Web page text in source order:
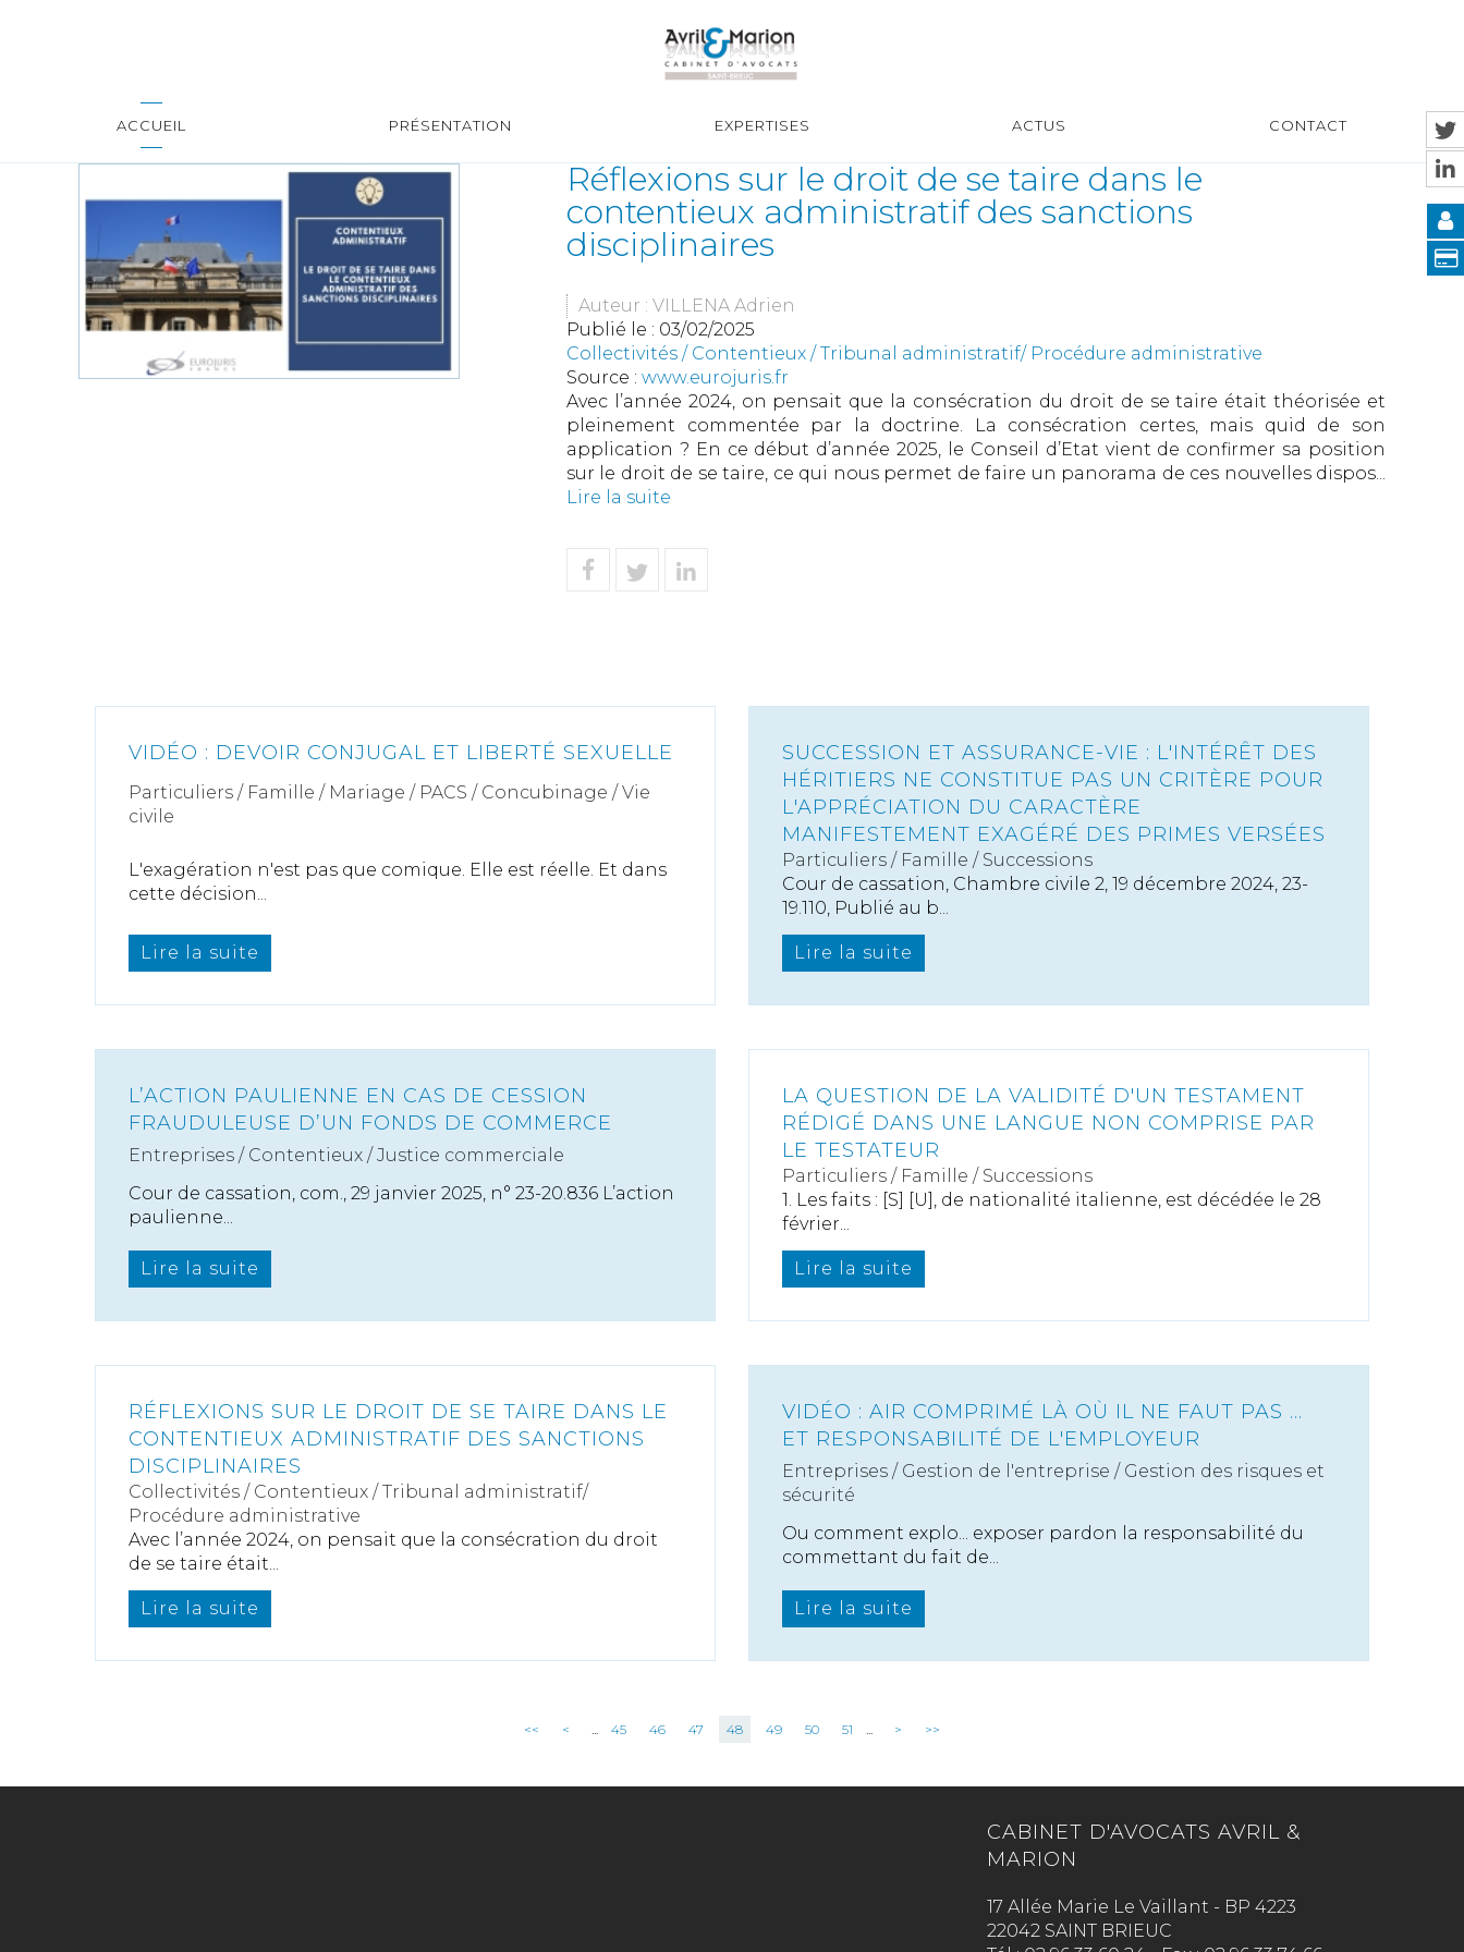
ACCUEIL PRÉSENTATION EXPERTISES ACTUS CONTACT
Réflexions sur le droit de se taire dans le
contentieux administratif des sanctions
disciplinaires
Auteur : VILLENA Adrien
Publié le : 03/02/2025
Collectivités / Contentieux /Tribunal administratif/ Procédure administrative
Source : www.eurojuris.fr
Avec l’année 2024, on pensait que la consécration du droit de se taire était théorisée et
pleinement commentée par la doctrine. La consécration certes, mais quid de son
application ? En ce début d’année 2025, le Conseil d’Etat vient de confirmer sa position
sur le droit de se taire, ce qui nous permet de faire un panorama de ces nouvelles dispos...
Lire la suite
VIDÉO : DEVOIR CONJUGAL ET LIBERTÉ SEXUELLE
Particuliers / Famille / Mariage / PACS / Concubinage / Vie
civile
L'exagération n'est pas que comique. Elle est réelle. Et dans
cette décision...
Lire la suite
SUCCESSION ET ASSURANCE-VIE : L'INTÉRÊT DES
HÉRITIERS NE CONSTITUE PAS UN CRITÈRE POUR
L'APPRÉCIATION DU CARACTÈRE
MANIFESTEMENT EXAGÉRÉ DES PRIMES VERSÉES
Particuliers / Famille / Successions
Cour de cassation, Chambre civile 2, 19 décembre 2024, 23-
19.110, Publié au b...
Lire la suite
L’ACTION PAULIENNE EN CAS DE CESSION
FRAUDULEUSE D’UN FONDS DE COMMERCE
Entreprises / Contentieux / Justice commerciale
Cour de cassation, com., 29 janvier 2025, n° 23-20.836 L’action
paulienne...
Lire la suite
LA QUESTION DE LA VALIDITÉ D'UN TESTAMENT
RÉDIGÉ DANS UNE LANGUE NON COMPRISE PAR
LE TESTATEUR
Particuliers / Famille / Successions
1. Les faits : [S] [U], de nationalité italienne, est décédée le 28
février...
Lire la suite
RÉFLEXIONS SUR LE DROIT DE SE TAIRE DANS LE
CONTENTIEUX ADMINISTRATIF DES SANCTIONS
DISCIPLINAIRES
Collectivités / Contentieux /Tribunal administratif/
Procédure administrative
Avec l’année 2024, on pensait que la consécration du droit
de se taire était...
Lire la suite
VIDÉO : AIR COMPRIMÉ LÀ OÙ IL NE FAUT PAS ...
ET RESPONSABILITÉ DE L'EMPLOYEUR
Entreprises / Gestion de l'entreprise / Gestion des risques et
sécurité
Ou comment explo... exposer pardon la responsabilité du
commettant du fait de...
Lire la suite
<< < ... 45 46 47 48 49 50 51 ... > >>
CABINET D'AVOCATS AVRIL &
MARION
17 Allée Marie Le Vaillant - BP 4223
22042 SAINT BRIEUC